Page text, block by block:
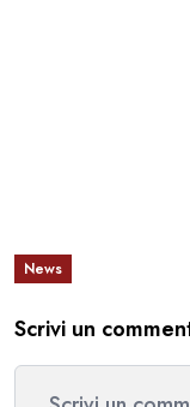
News
Scrivi un